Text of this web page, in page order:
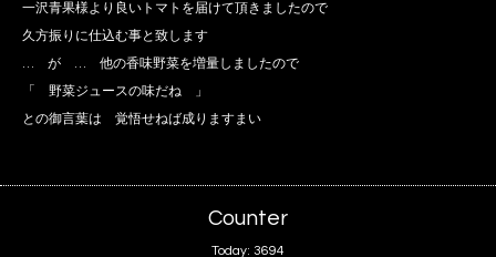
一沢青果様より良いトマトを届けて頂きましたので
久方振りに仕込む事と致します
… が … 他の香味野菜を増量しましたので
「 野菜ジュースの味だね 」
との御言葉は 覚悟せねば成りますまい
Counter
Today: 3694